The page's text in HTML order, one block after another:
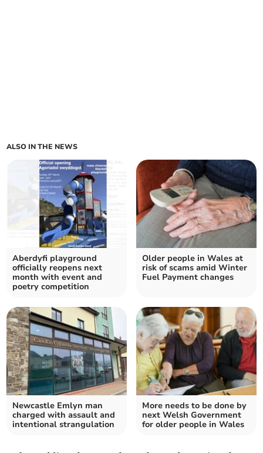
ALSO IN THE NEWS
Aberdyfi playground
officially reopens next
month with event and
poetry competition
Older people in Wales at
risk of scams amid Winter
Fuel Payment changes
Newcastle Emlyn man
charged with assault and
intentional strangulation
More needs to be done by
next Welsh Government
for older people in Wales